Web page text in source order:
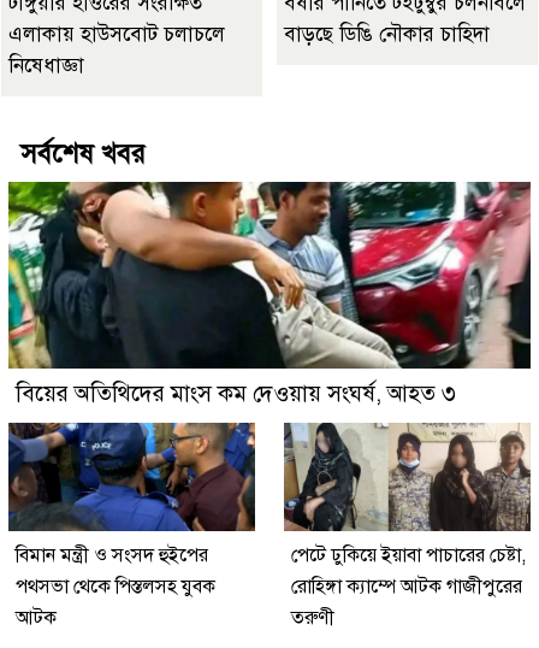
এলাকায় হাউসবোট চলাচলে
নিষেধাজ্ঞা
বাড়ছে ডিঙি নৌকার চাহিদা
সর্বশেষ খবর
বিয়ের অতিথিদের মাংস কম দেওয়ায় সংঘর্ষ, আহত ৩
বিমান মন্ত্রী ও সংসদ হুইপের
পথসভা থেকে পিস্তলসহ যুবক
আটক
পেটে ঢুকিয়ে ইয়াবা পাচারের চেষ্টা,
রোহিঙ্গা ক্যাম্পে আটক গাজীপুরের
তরুণী